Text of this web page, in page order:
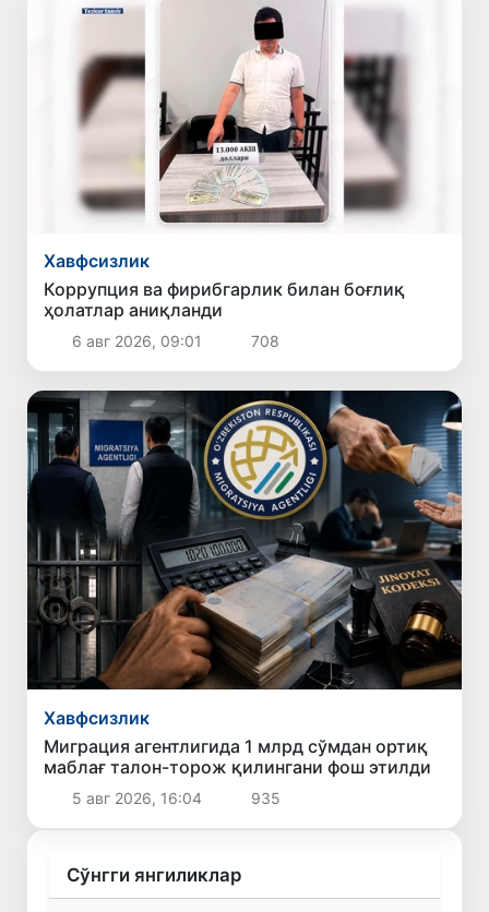
Хавфсизлик
Коррупция ва фирибгарлик билан боғлиқ
ҳолатлар аниқланди
6 авг 2026, 09:01 708
Хавфсизлик
Миграция агентлигида 1 млрд сўмдан ортиқ
маблағ талон-торож қилингани фош этилди
5 авг 2026, 16:04 935
Сўнгги янгиликлар